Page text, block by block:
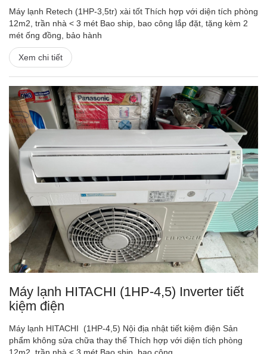
Máy lạnh Retech (1HP-3,5tr) xài tốt Thích hợp với diện tích phòng
12m2, trần nhà < 3 mét Bao ship, bao công lắp đặt, tặng kèm 2
mét ống đồng, bảo hành
Xem chi tiết
Máy lạnh HITACHI (1HP-4,5) Inverter tiết
kiệm điện
Máy lạnh HITACHI (1HP-4,5) Nội địa nhật tiết kiệm điện Sản
phẩm không sửa chữa thay thế Thích hợp với diện tích phòng